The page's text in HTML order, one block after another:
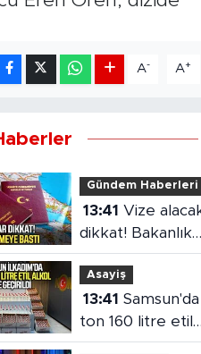
A- A+
Gündem Haberleri
13:41
dikkat! Bakanlık
düğmeye bastı
Asayiş
13:41 Samsun'da 1
ton 160 litre etil
alkol ele geçirildi